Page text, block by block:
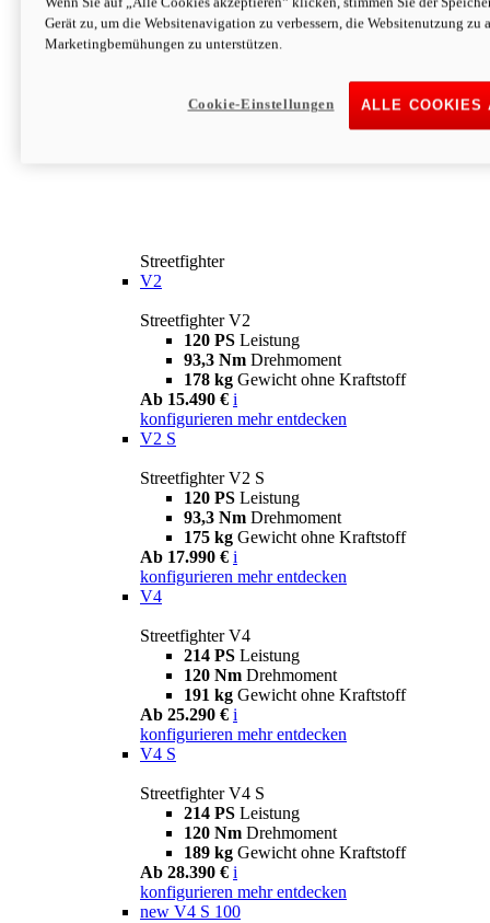
Streetfighter
V2
Streetfighter V2
120 PS Leistung
93,3 Nm Drehmoment
178 kg Gewicht ohne Kraftstoff
Ab 15.490 € i
konfigurieren mehr entdecken
V2 S
Streetfighter V2 S
120 PS Leistung
93,3 Nm Drehmoment
175 kg Gewicht ohne Kraftstoff
Ab 17.990 € i
konfigurieren mehr entdecken
V4
Streetfighter V4
214 PS Leistung
120 Nm Drehmoment
191 kg Gewicht ohne Kraftstoff
Ab 25.290 € i
konfigurieren mehr entdecken
V4 S
Streetfighter V4 S
214 PS Leistung
120 Nm Drehmoment
189 kg Gewicht ohne Kraftstoff
Ab 28.390 € i
konfigurieren mehr entdecken
new V4 S 100
Gerät zu, um die Websitenavigation zu verbessern, die Websitenutzung zu
Marketingbemühungen zu unterstützen.
ALLE COOKIES
Cookie-Einstellungen